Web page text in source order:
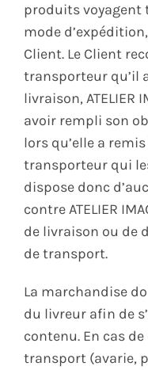
produits voyagent
mode
Client. Le Client
transporteur qu’il
livraison, ATELIER
avoir rempli son
lors qu’elle a
transporteur qui
dispose donc
contre ATELIER
de livraison ou de
de transport.
La marchandise
du livreur afin de
contenu. En cas
transport (avarie,